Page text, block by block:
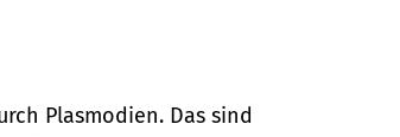
Plasmodien. Das sind